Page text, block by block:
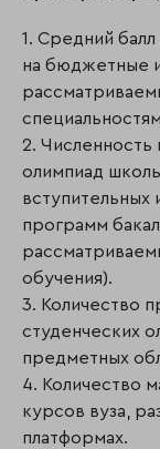
1. Средний
на бюджетные
2. Численность
олимпиад
вступительных
программ
обучения).
3. Количество
студенческих
предметных
4. Количество
курсов вуза,
платформах.